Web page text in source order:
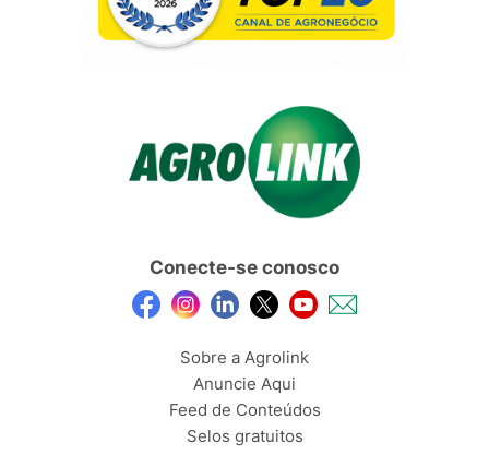
Conecte-se conosco
Sobre a Agrolink
Anuncie Aqui
Feed de Conteúdos
Selos gratuitos